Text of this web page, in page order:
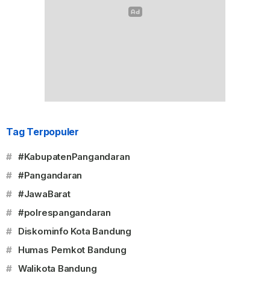
Tag Terpopuler
# #KabupatenPangandaran
# #Pangandaran
# #JawaBarat
# #polrespangandaran
# Diskominfo Kota Bandung
# Humas Pemkot Bandung
# Walikota Bandung